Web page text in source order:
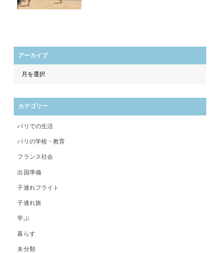
アーカイブ
カテゴリー
パリでの生活
パリの学校・教育
フランス社会
出国準備
子連れフライト
子連れ旅
学ぶ
暮らす
未分類